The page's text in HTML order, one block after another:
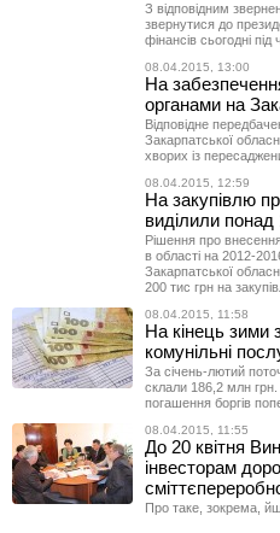
З відповідним
звернутися до
фінансів сьогодні під
08.04.2015, 13:00
На
органами на
Відповідне
Закарпатської
хворих із
08.04.2015, 12:59
На закупівлю
виділили понад
Рішення про
в області на 2012-
Закарпатської
200 тис грн на
08.04.2015, 11:58
На кінець зими
комунільні
За січень-лютий
склали 186,2 млн
погашення боргів
08.04.2015, 11:55
До 20 квітня
інвесторам
Про таке, зокрема,